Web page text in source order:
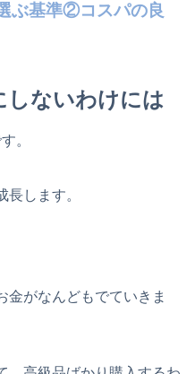
ぶ基準②コスパの良
しないわけには
。
します。
金がなんどもでていきま